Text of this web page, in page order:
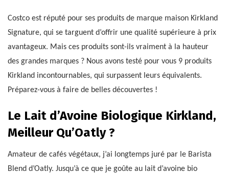
Costco est réputé pour ses produits de marque maison Kirkland
Signature, qui se targuent d’offrir une qualité supérieure à prix
avantageux. Mais ces produits sont-ils vraiment à la hauteur
des grandes marques ? Nous avons testé pour vous 9 produits
Kirkland incontournables, qui surpassent leurs équivalents.
Préparez-vous à faire de belles découvertes !
Le Lait d’Avoine Biologique Kirkland,
Meilleur Qu’Oatly ?
Amateur de cafés végétaux, j’ai longtemps juré par le Barista
Blend d’Oatly. Jusqu’à ce que je goûte au lait d’avoine bio